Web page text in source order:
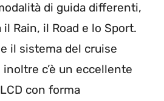
di guida differenti,
Rain, il Road e lo Sport.
il sistema del cruise
c’è un eccellente
con forma